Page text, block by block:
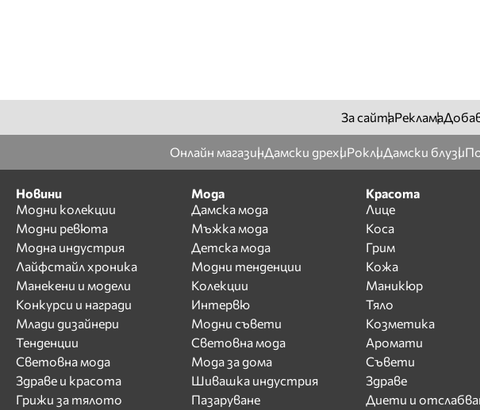
За сайтаРеклама
Онлайн магазинДамски дрехиРоклиДамски блузи
Новини
Модни колекции
Модни ревюта
Модна индустрия
Лайфстайл хроника
Манекени и модели
Конкурси и награди
Млади дизайнери
Тенденции
Световна мода
Здраве и красота
Грижи за тялото
Мода
Дамска мода
Мъжка мода
Детска мода
Модни тенденции
Колекции
Интервю
Модни съвети
Световна мода
Мода за дома
Шивашка индустрия
Пазаруване
Красота
Лице
Коса
Грим
Кожа
Маникюр
Тяло
Козметика
Аромати
Съвети
Здраве
Диети и